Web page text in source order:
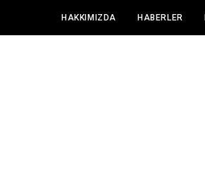
HAKKIMIZDA HABERLER